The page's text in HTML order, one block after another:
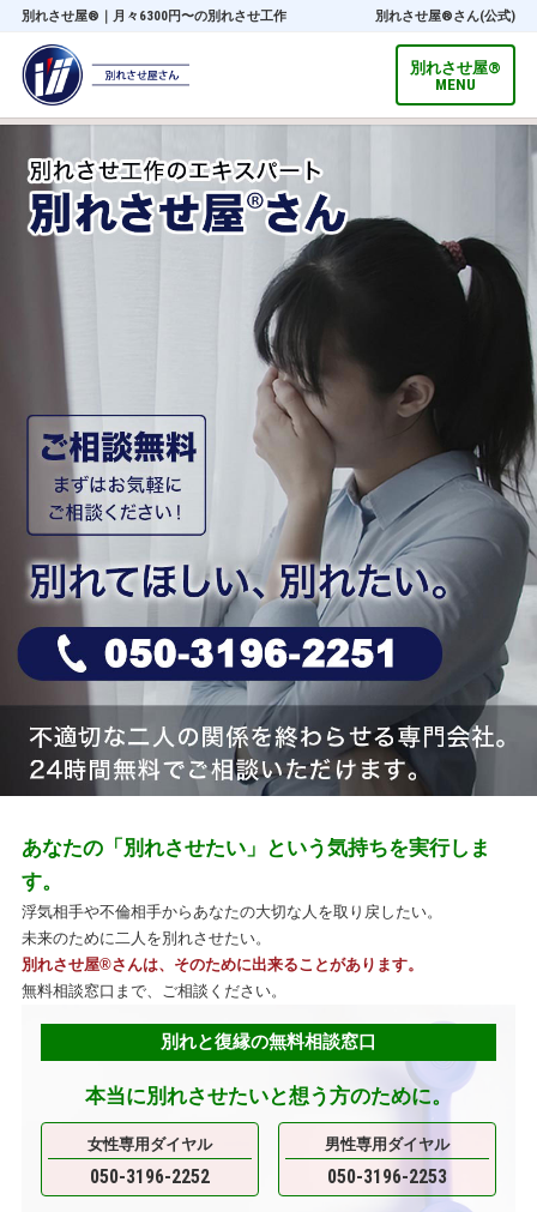
別れさせ屋® ｜月々6300円〜の別れさせ工作 別れさせ屋®さん(公式)
別れさせ屋®
MENU
あなたの「別れさせたい」という気持ちを実行しま
す。
浮気相手や不倫相手からあなたの大切な人を取り戻したい。
未来のために二人を別れさせたい。
別れさせ屋®さんは、そのために出来ることがあります。
無料相談窓口まで、ご相談ください。
別れと復縁の無料相談窓口
本当に別れさせたいと想う方のために。
女性専用ダイヤル
050-3196-2252
男性専用ダイヤル
050-3196-2253